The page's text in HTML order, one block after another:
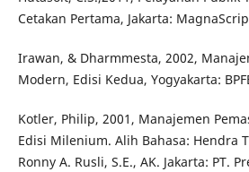
Cetakan Pertama, Jakarta:
Irawan, & Dharmmesta, 2002,
Modern, Edisi Kedua, Yogyakarta:
Kotler, Philip, 2001, Manajemen
Edisi Milenium. Alih Bahasa: Hendra
Ronny A. Rusli, S.E., AK. Jakarta: PT.